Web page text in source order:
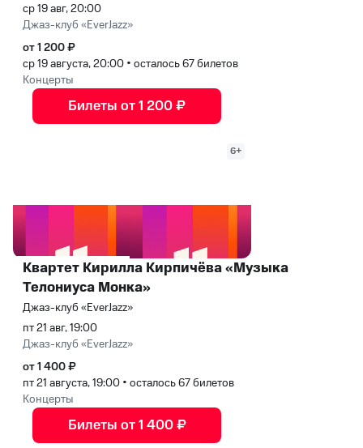
ср 19 авг, 20:00
Джаз-клуб «EverJazz»
от 1 200 ₽
ср 19 августа, 20:00 • осталось 67 билетов
Концерты
Билеты от 1 200 ₽
6+
Квартет Кирилла Кирпичёва «Музыка
Телониуса Монка»
Джаз-клуб «EverJazz»
пт 21 авг, 19:00
Джаз-клуб «EverJazz»
от 1 400 ₽
пт 21 августа, 19:00 • осталось 67 билетов
Концерты
Билеты от 1 400 ₽